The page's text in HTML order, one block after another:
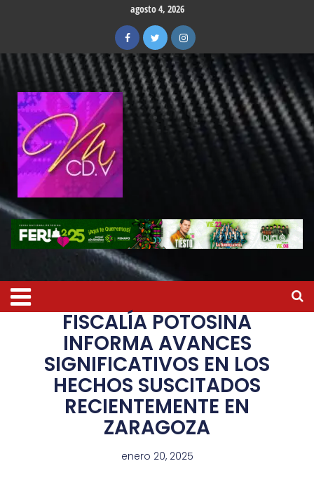
agosto 4, 2026
FISCALÍA POTOSINA
INFORMA AVANCES
SIGNIFICATIVOS EN LOS
HECHOS SUSCITADOS
RECIENTEMENTE EN
ZARAGOZA
enero 20, 2025